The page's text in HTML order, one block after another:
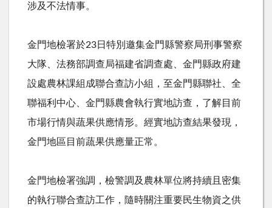
涉及不法情事。
金門地檢署於23日特別邀集金門縣警察局刑事警察
大隊、法務部調查局福建省調查處、金門縣政府建
設處農林課組成聯合查訪小組，至金門縣聯社、全
聯福利中心、金門縣農會執行實地訪查，了解目前
市場行情與蔬果供應情形。經實地訪查結果發現，
金門地區目前蔬果供應量正常。
金門地檢署強調，檢警調及農林單位將持續且密集
的執行聯合查訪工作，隨時關注重要民生物資之供